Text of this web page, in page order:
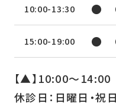
10:00-13:30 ●
15:00-19:00 ●
【▲】10:00〜
休診日：日曜日・祝日